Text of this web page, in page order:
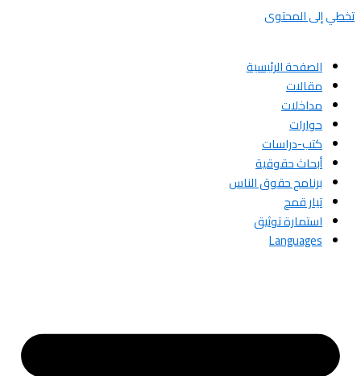
تخطي إلى المحتوى
الصفحة الرئيسية
مقالات
مداخلات
حوارات
كتب-دراسات
أبحاث حقوقية
برنامج حقوق الناس
تيار قمح
استمارة توثيق
Languages